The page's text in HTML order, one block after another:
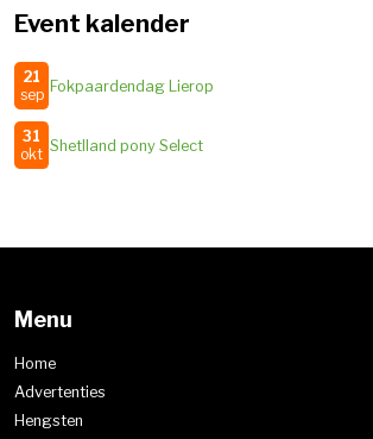
Event kalender
21
sep Fokpaardendag Lierop
31
okt Shetlland pony Select
Menu
Home
Advertenties
Hengsten